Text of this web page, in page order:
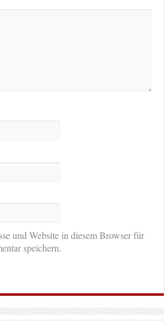
und Website in diesem Browser für
speichern.